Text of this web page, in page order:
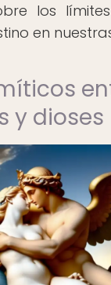
los
en
y dioses